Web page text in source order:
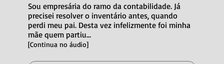
Sou empresária do ramo da contabilidade. Já
precisei resolver o inventário antes, quando
perdi meu pai. Desta vez infelizmente foi minha
mãe quem partiu...
[Continua no áudio]